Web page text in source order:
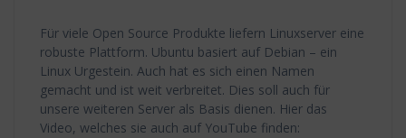
Für viele Open Source Produkte liefern Linuxserver eine
robuste Plattform. Ubuntu basiert auf Debian – ein
Linux Urgestein. Auch hat es sich einen Namen
gemacht und ist weit verbreitet. Dies soll auch für
unsere weiteren Server als Basis dienen. Hier das
Video, welches sie auch auf YouTube finden: